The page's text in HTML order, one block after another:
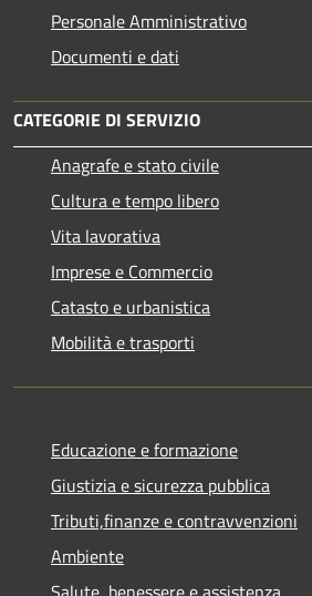
Personale Amministrativo
Documenti e dati
CATEGORIE DI SERVIZIO
Anagrafe e stato civile
Cultura e tempo libero
Vita lavorativa
Imprese e Commercio
Catasto e urbanistica
Mobilità e trasporti
Educazione e formazione
Giustizia e sicurezza pubblica
Tributi,finanze e contravvenzioni
Ambiente